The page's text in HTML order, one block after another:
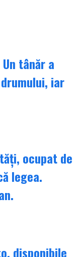
tânăr a
iar
ocupat de
legea.
disponibile